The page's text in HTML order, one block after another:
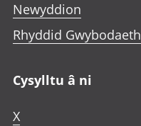
Newyddion
Rhyddid Gwybodaeth
Cysylltu â ni
X